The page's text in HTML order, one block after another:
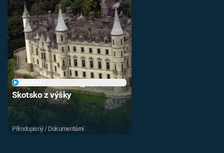
Skotsko z výšky
Přírodopisný / Dokumentární